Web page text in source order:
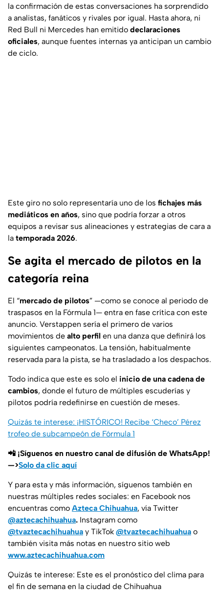
la confirmación de estas conversaciones ha sorprendido
a analistas, fanáticos y rivales por igual. Hasta ahora, ni
Red Bull ni Mercedes han emitido declaraciones
oficiales, aunque fuentes internas ya anticipan un cambio
de ciclo.
Este giro no solo representaría uno de los fichajes más
mediáticos en años, sino que podría forzar a otros
equipos a revisar sus alineaciones y estrategias de cara a
la temporada 2026.
Se agita el mercado de pilotos en la
categoría reina
El “mercado de pilotos” —como se conoce al periodo de
traspasos en la Fórmula 1— entra en fase crítica con este
anuncio. Verstappen sería el primero de varios
movimientos de alto perfil en una danza que definirá los
siguientes campeonatos. La tensión, habitualmente
reservada para la pista, se ha trasladado a los despachos.
Todo indica que este es solo el inicio de una cadena de
cambios, donde el futuro de múltiples escuderías y
pilotos podría redefinirse en cuestión de meses.
Quizás te interese: ¡HISTÓRICO! Recibe ‘Checo’ Pérez
trofeo de subcampeón de Fórmula 1
📲 ¡Síguenos en nuestro canal de difusión de WhatsApp!
—>Solo da clic aquí
Y para esta y más información, síguenos también en
nuestras múltiples redes sociales: en Facebook nos
encuentras como Azteca Chihuahua, vía Twitter
@aztecachihuahua. Instagram como
@tvaztecachihuahua y TikTok @tvaztecachihuahua o
también visita más notas en nuestro sitio web
www.aztecachihuahua.com
Quizás te interese: Este es el pronóstico del clima para
el fin de semana en la ciudad de Chihuahua